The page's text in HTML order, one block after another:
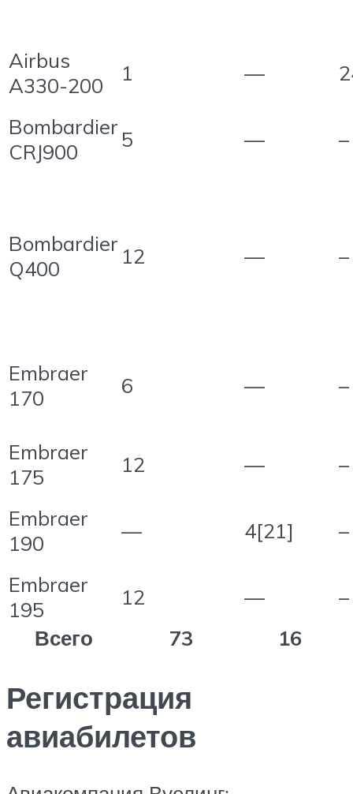
Airbus
A330-200
1 —
Bombardier
CRJ900
5 — –
Bombardier
Q400
12 — –
Embraer
170
6 — –
Embraer
175
12 — –
Embraer
190
— 4[21] –
Embraer
195
12 —
–
Всего
73 16
Регистрация
авиабилетов